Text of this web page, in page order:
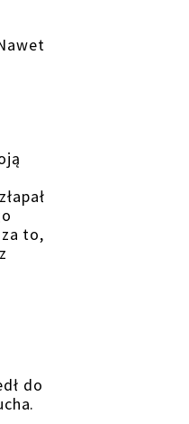
to,
do